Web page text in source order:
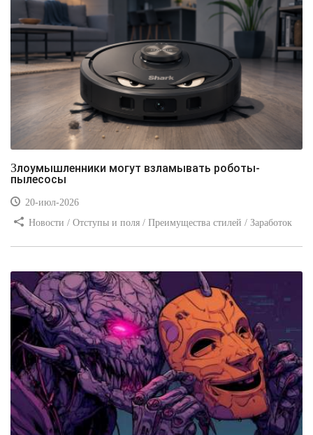
Злоумышленники могут взламывать роботы-
пылесосы
20-июл-2026
Новости / Отступы и поля / Преимущества стилей / Заработок